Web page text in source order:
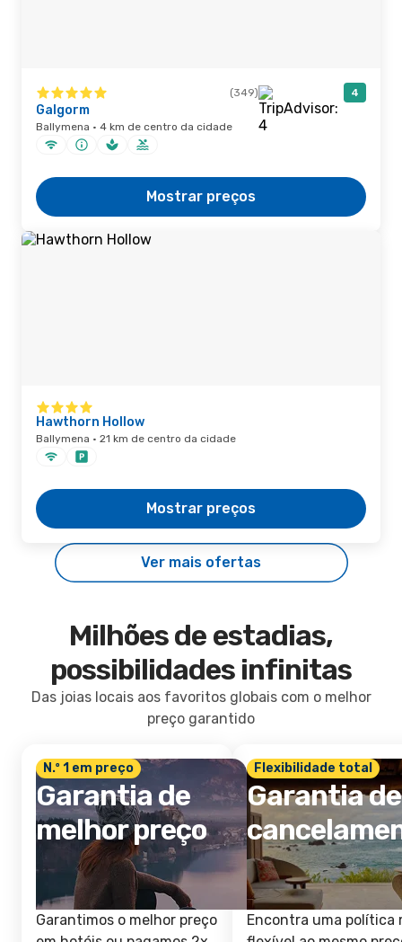
(349) 4
Galgorm
Ballymena · 4 km de centro da cidade
Mostrar preços
Hawthorn Hollow
Ballymena · 21 km de centro da cidade
Mostrar preços
Ver mais ofertas
Milhões de estadias,
possibilidades infinitas
Das joias locais aos favoritos globais com o melhor
preço garantido
N.º 1 em preço
Garantia de
melhor preço
Garantimos o melhor preço
Flexibilidade total
Garantia de
Encontra uma política